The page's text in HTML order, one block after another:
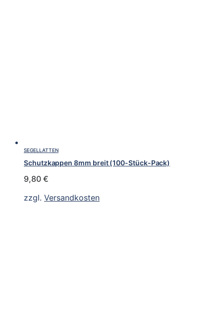
SEGELLATTEN
Schutzkappen 8mm breit (100-Stück-Pack)
9,80 €
zzgl. Versandkosten